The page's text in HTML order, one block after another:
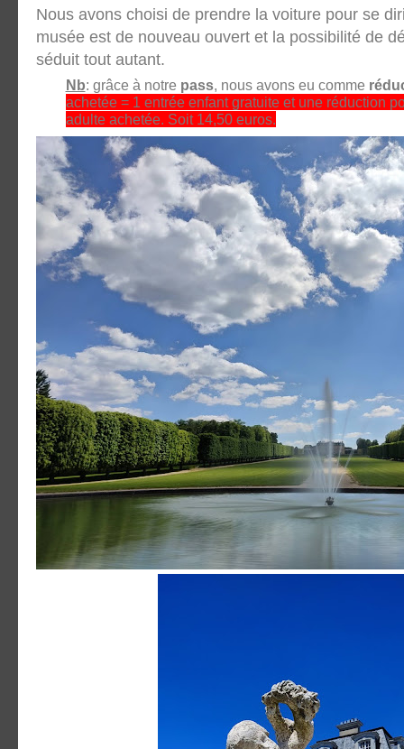
Nous avons choisi de prendre la voiture pour se
musée est de nouveau ouvert et la possibilité de
séduit tout autant.
Nb: grâce à notre pass, nous avons eu comme
achetée = 1 entrée enfant gratuite et une réduction
adulte achetée. Soit 14,50 euros.